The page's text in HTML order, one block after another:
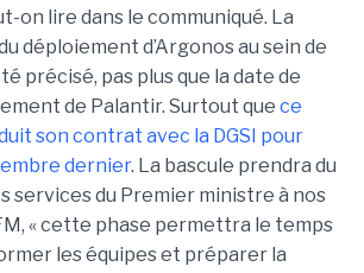
on lire dans le communiqué. La
déploiement d’Argonos au sein de
précisé, pas plus que la date de
de Palantir. Surtout que ce
son contrat avec la DGSI pour
dernier. La bascule prendra du
services du Premier ministre à nos
« cette phase permettra le temps
les équipes et préparer la